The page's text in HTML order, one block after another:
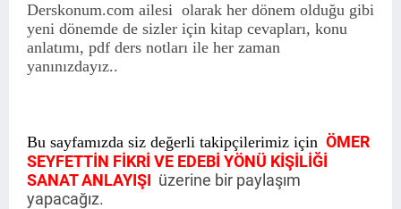
Derskonum.com ailesi olarak her dönem olduğu gibi
yeni dönemde de sizler için kitap cevapları, konu
anlatımı, pdf ders notları ile her zaman
yanınızdayız..
Bu sayfamızda siz değerli takipçilerimiz için ÖMER
SEYFETTİN FİKRİ VE EDEBİ YÖNÜ KİŞİLİĞİ
SANAT ANLAYIŞI üzerine bir paylaşım
yapacağız.